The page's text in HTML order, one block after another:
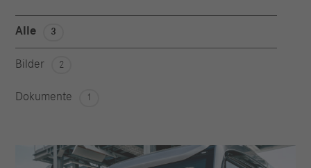
Alle 3
Bilder 2
Dokumente 1